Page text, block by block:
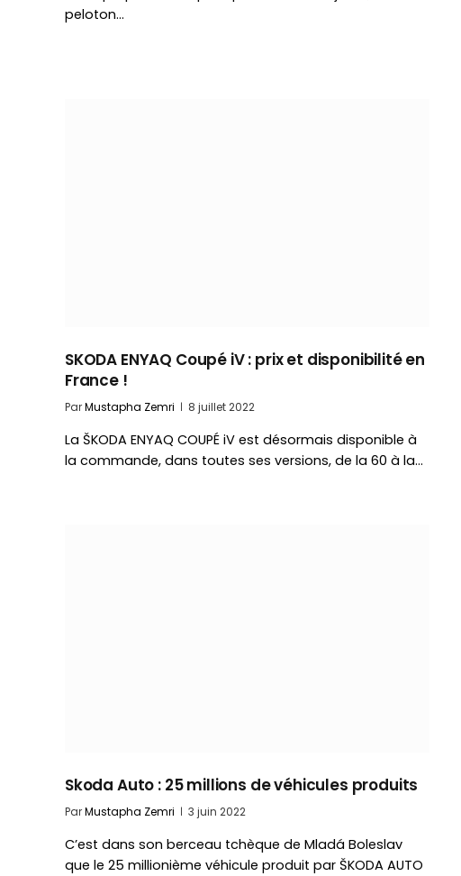
peloton…
SKODA ENYAQ Coupé iV : prix et disponibilité en
France !
ParMustapha Zemri 8 juillet 2022
La ŠKODA ENYAQ COUPÉ iV est désormais disponible à
la commande, dans toutes ses versions, de la 60 à la…
Skoda Auto : 25 millions de véhicules produits
ParMustapha Zemri 3 juin 2022
C’est dans son berceau tchèque de Mladá Boleslav
que le 25 millionième véhicule produit par ŠKODA AUTO